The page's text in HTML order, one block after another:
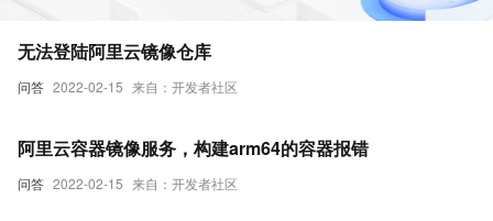
问答 2022-02-15 来自：开发者社区
无法登陆阿里云镜像仓库
问答 2022-02-15 来自：开发者社区
阿里云容器镜像服务，构建arm64的容器报错